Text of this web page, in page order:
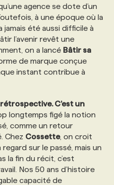
FORMATIONS
agence se dote d’un
à une époque où la
jamais été aussi difficile à
l’avenir revêt une
on a lancé Bâtir sa
de marque conçue
instant contribue à
C’est un
longtemps figé la notion
comme un retour
Chez Cossette, on croit
regard sur le passé, mais un
la fin du récit, c’est
Nos 50 ans d’histoire
capacité de